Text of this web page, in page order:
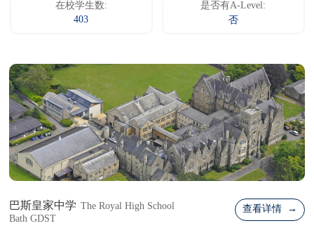
在校学生数:
403
是否有A-Level:
否
巴斯皇家中学 The Royal High School
Bath GDST
查看详情 →